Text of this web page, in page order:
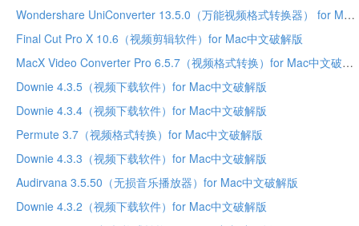
Wondershare UniConverter 13.5.0（万能视频格式转换器） for Mac中文破解版
Final Cut Pro X 10.6（视频剪辑软件）for Mac中文破解版
MacX Video Converter Pro 6.5.7（视频格式转换）for Mac中文破解版
Downie 4.3.5（视频下载软件）for Mac中文破解版
Downie 4.3.4（视频下载软件）for Mac中文破解版
Permute 3.7（视频格式转换）for Mac中文破解版
Downie 4.3.3（视频下载软件）for Mac中文破解版
Audirvana 3.5.50（无损音乐播放器）for Mac中文破解版
Downie 4.3.2（视频下载软件）for Mac中文破解版